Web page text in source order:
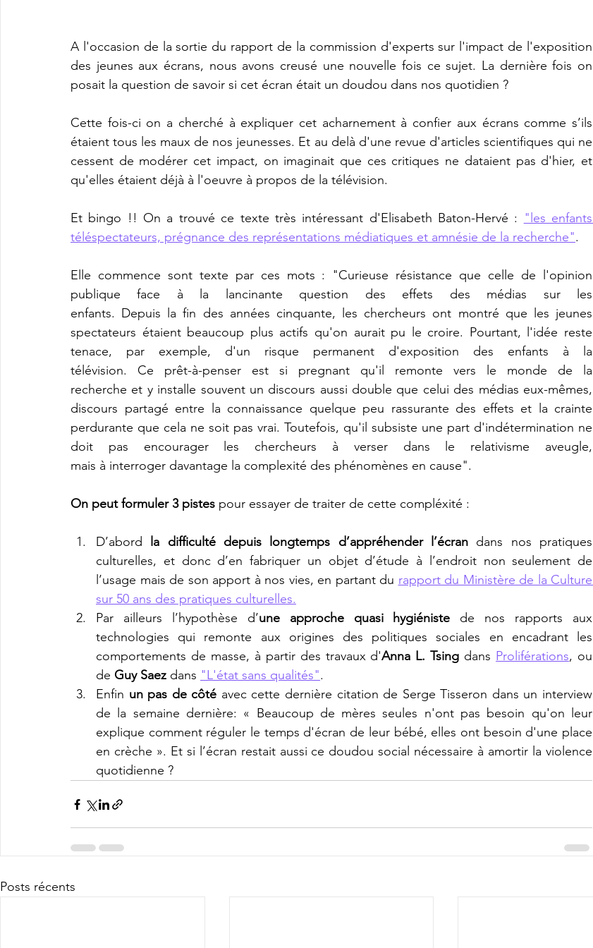
A l'occasion de la sortie du rapport de la commission d'experts sur l'impact de l'exposition
des jeunes aux écrans, nous avons creusé une nouvelle fois ce sujet. La dernière fois on
posait la question de savoir si cet écran était un doudou dans nos quotidien ?
Cette fois-ci on a cherché à expliquer cet acharnement à confier aux écrans comme s’ils
étaient tous les maux de nos jeunesses. Et au delà d'une revue d'articles scientifiques qui ne
cessent de modérer cet impact, on imaginait que ces critiques ne dataient pas d'hier, et
qu'elles étaient déjà à l'oeuvre à propos de la télévision.
Et bingo !! On a trouvé ce texte très intéressant d'Elisabeth Baton-Hervé :
"les enfants
téléspectateurs, prégnance des représentations médiatiques et amnésie de la recherche".
Elle commence sont texte par ces mots : "Curieuse résistance que celle de l'opinion
publique face à la lancinante question des effets des médias sur les
enfants. Depuis la fin des années cinquante, les chercheurs ont montré que les jeunes
spectateurs étaient beaucoup plus actifs qu'on aurait pu le croire. Pourtant, l'idée reste
tenace, par exemple, d'un risque permanent d'exposition des enfants à la
télévision. Ce prêt-à-penser est si pregnant qu'il remonte vers le monde de la
recherche et y installe souvent un discours aussi double que celui des médias eux-mêmes,
discours partagé entre la connaissance quelque peu rassurante des effets et la crainte
perdurante que cela ne soit pas vrai. Toutefois, qu'il subsiste une part d'indétermination ne
doit pas encourager les chercheurs à verser dans le relativisme aveugle,
mais à interroger davantage la complexité des phénomènes en cause".
On peut formuler 3 pistes pour essayer de traiter de cette compléxité :
D’abord la difficulté depuis longtemps d’appréhender l’écran dans nos pratiques
culturelles, et donc d’en fabriquer un objet d’étude à l’endroit non seulement de
l’usage mais de son apport à nos vies, en partant du rapport du Ministère de la Culture
sur 50 ans des pratiques culturelles.
Par ailleurs l’hypothèse d’une approche quasi hygiéniste de nos rapports aux
technologies qui remonte aux origines des politiques sociales en encadrant les
comportements de masse, à partir des travaux d'Anna L. Tsing dans Proliférations, ou
de Guy Saez dans "L'état sans qualités".
Enfin un pas de côté avec cette dernière citation de Serge Tisseron dans un interview
de la semaine dernière: « Beaucoup de mères seules n'ont pas besoin qu'on leur
explique comment réguler le temps d'écran de leur bébé, elles ont besoin d'une place
en crèche ». Et si l’écran restait aussi ce doudou social nécessaire à amortir la violence
quotidienne ?
Posts récents